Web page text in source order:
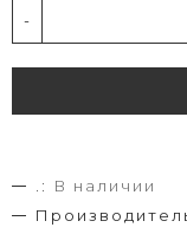
-
.:
В наличии